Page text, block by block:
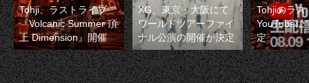
Tohji、ラストライブ
『Volcanic Summer 頂
上 Dimension』開催
XG、東京・大阪にて
ワールドツアーファイ
ナル公演の開催が決定
Tohjiのラス
YouTubeに
定